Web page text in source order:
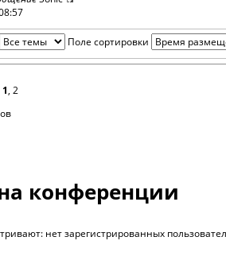
Поле сортировки
1, 2
конференции
нет зарегистрированных